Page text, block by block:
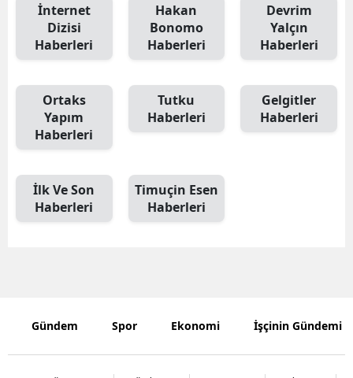
Diyarbakır
Edirne
Erzincan
Hatay
İnternet
Dizisi
Haberleri
Hakan
Bonomo
Haberleri
Devrim
Yalçın
Haberleri
Ortaks
Yapım
Haberleri
Tutku
Haberleri
Gelgitler
Haberleri
İlk Ve Son
Haberleri
Timuçin Esen
Haberleri
Gündem Spor Ekonomi İşçinin Gündemi